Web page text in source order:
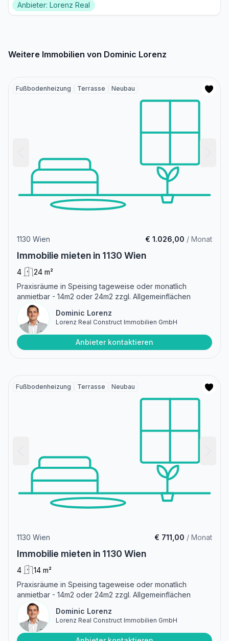
Anbieter: Lorenz Real
Weitere Immobilien von Dominic Lorenz
Fußbodenheizung Terrasse Neubau
1130 Wien € 1.026,00 / Monat
Immobilie mieten in 1130 Wien
4
24 m²
Praxisräume in Speising tageweise oder monatlich
anmietbar - 14m2 oder 24m2 zzgl. Allgemeinflächen
Dominic Lorenz
Lorenz Real Construct Immobilien GmbH
Anbieter kontaktieren
Fußbodenheizung Terrasse Neubau
1130 Wien € 711,00 / Monat
Immobilie mieten in 1130 Wien
4
14 m²
Praxisräume in Speising tageweise oder monatlich
anmietbar - 14m2 oder 24m2 zzgl. Allgemeinflächen
Dominic Lorenz
Lorenz Real Construct Immobilien GmbH